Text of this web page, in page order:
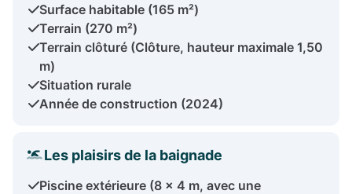
Surface habitable (165 m²)
Terrain (270 m²)
Terrain clôturé (Clôture, hauteur maximale 1,50
m)
Situation rurale
Année de construction (2024)
Les plaisirs de la baignade
Piscine extérieure (8 x 4 m, avec une